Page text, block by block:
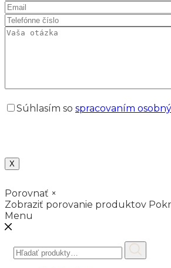
Súhlasím so spracovaním
X
Porovnať ×
Zobraziť porovanie produktov
Menu
Hľadať: